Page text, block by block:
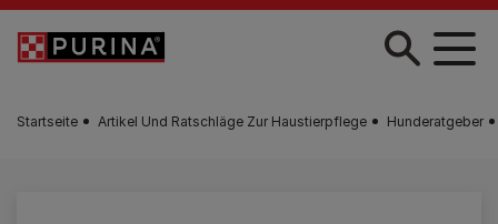
Zum Hauptinhalt springen
Startseite Artikel Und Ratschläge Zur Haustierpflege Hunderatgeber